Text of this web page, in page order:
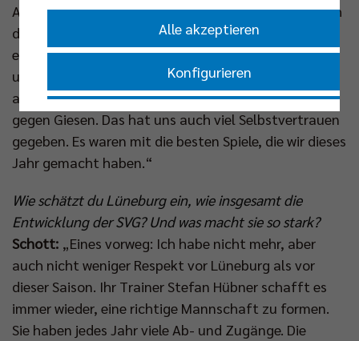
Andererseits erwarte ich schon, dass Lüneburg durch
die gewonnene Halbfinalserie gegen Friedrichshafen
ebenfalls ordentlich Selbstvertrauen getankt hat
und mit breiter Brust zu uns kommen wird. Das gilt
allerdings genauso für uns nach unserer 3:0-Serie
gegen Giesen. Das hat uns auch viel Selbstvertrauen
gegeben. Es waren mit die besten Spiele, die wir dieses
Jahr gemacht haben.“
Wie schätzt du Lüneburg ein, wie insgesamt die
Entwicklung der SVG? Und was macht sie so stark?
Schott: „Eines vorweg: Ich habe nicht mehr, aber
auch nicht weniger Respekt vor Lüneburg als vor
dieser Saison. Ihr Trainer Stefan Hübner schafft es
immer wieder, eine richtige Mannschaft zu formen.
Sie haben jedes Jahr viele Ab- und Zugänge. Die
Alle akzeptieren
Konfigurieren
Nur essenzielle Cookies akzeptieren
Impressum